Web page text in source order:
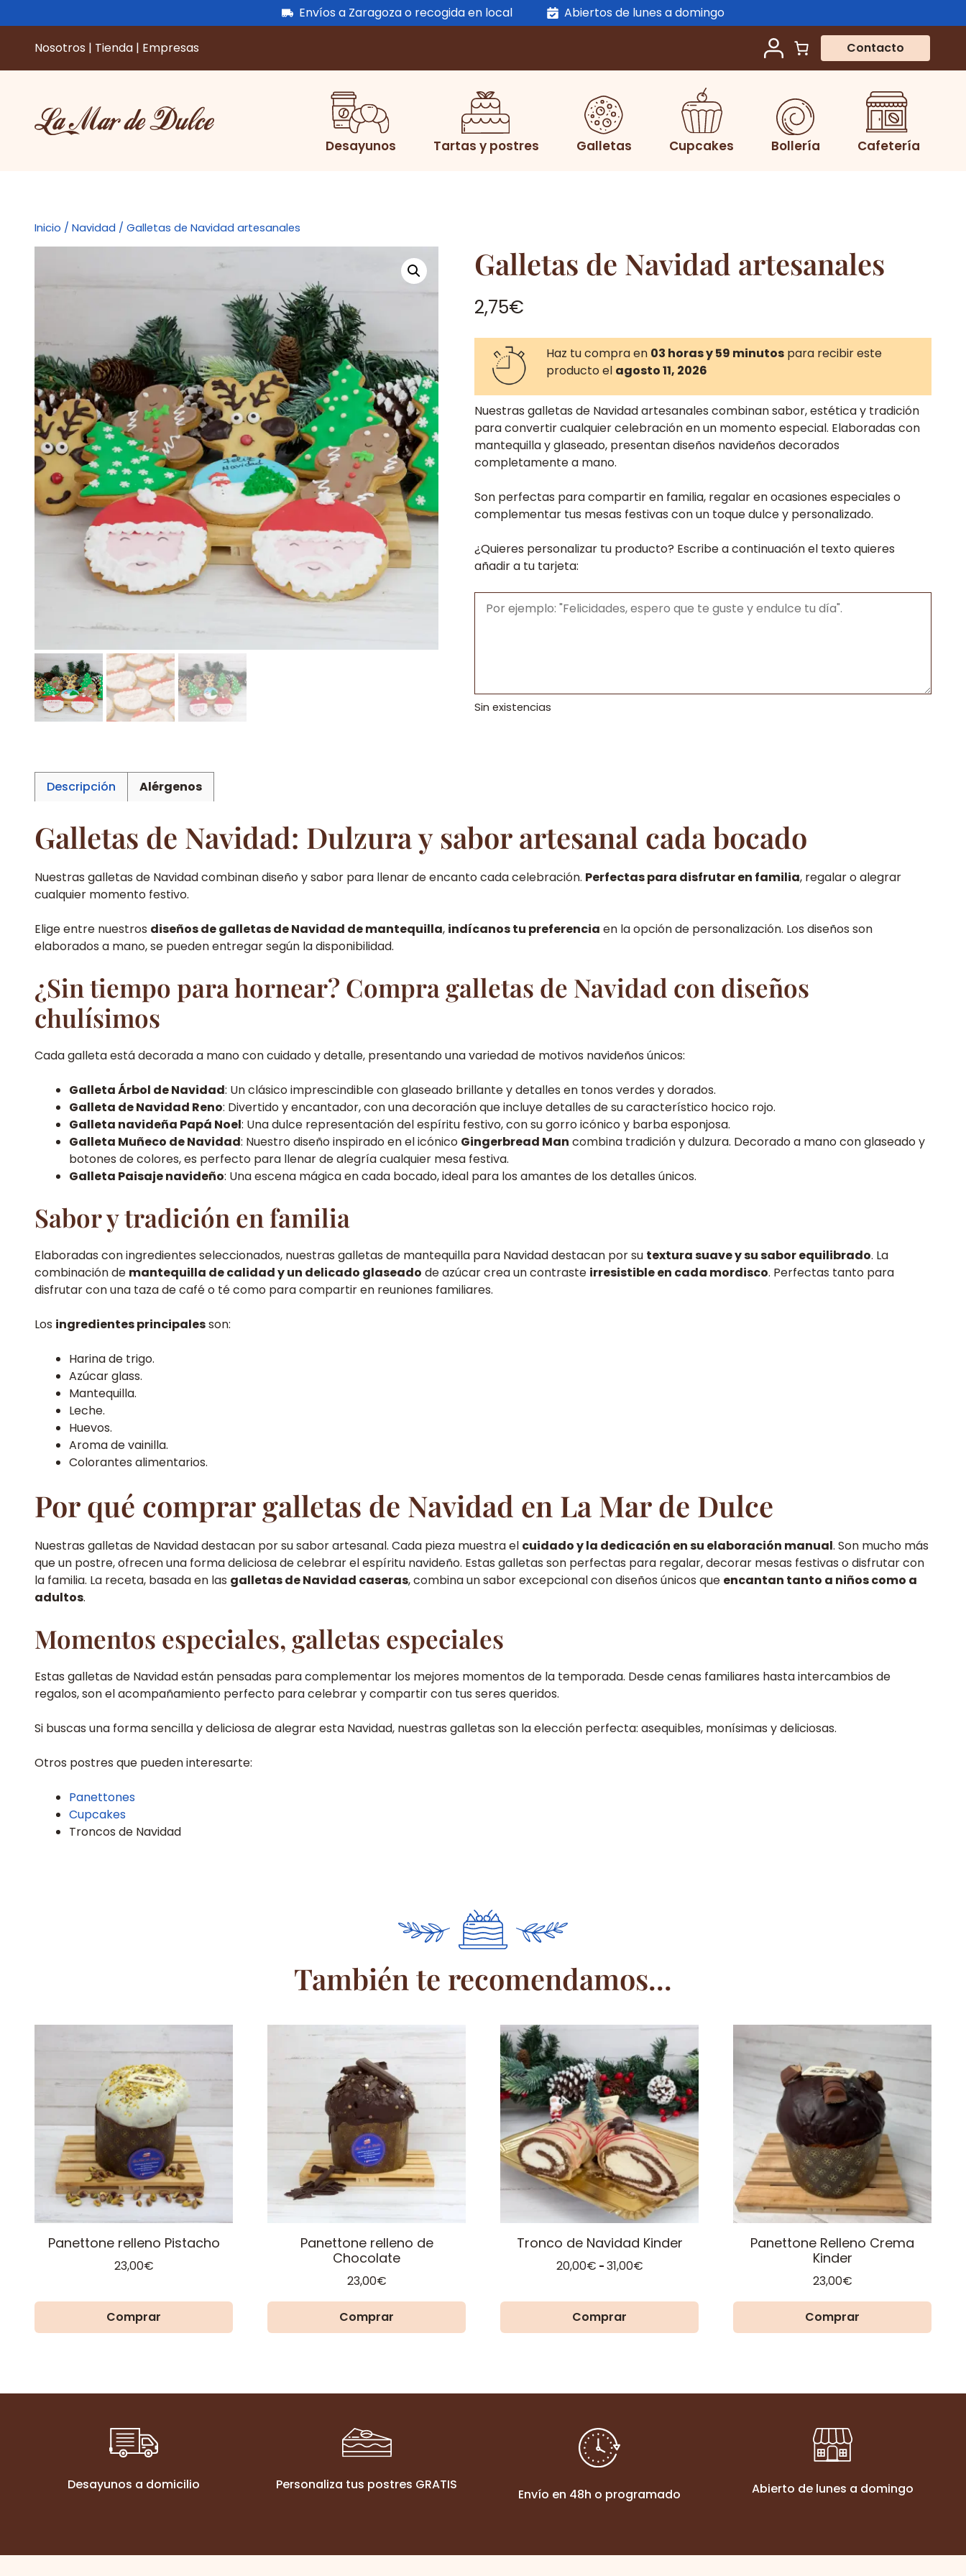
Envíos a Zaragoza o recogida en local Abiertos de lunes a domingo
Nosotros | Tienda | Empresas
Contacto
contenido
Desayunos Tartas y postres Galletas Cupcakes Bollería Cafetería
Inicio / Navidad / Galletas de Navidad artesanales
Galletas de Navidad artesanales
2,75€
Haz tu compra en 03 horas y 59 minutospara recibir este
producto el agosto 11, 2026
Nuestras galletas de Navidad artesanales combinan sabor, estética y tradición
para convertir cualquier celebración en un momento especial. Elaboradas con
mantequilla y glaseado, presentan diseños navideños decorados
completamente a mano.
Son perfectas para compartir en familia, regalar en ocasiones especiales o
complementar tus mesas festivas con un toque dulce y personalizado.
¿Quieres personalizar tu producto? Escribe a continuación el texto quieres
añadir a tu tarjeta:
Sin existencias
Descripción Alérgenos
Galletas de Navidad: Dulzura y sabor artesanal cada bocado
Nuestras galletas de Navidad combinan diseño y sabor para llenar de encanto cada celebración. Perfectas para disfrutar en familia, regalar o alegrar
cualquier momento festivo.
Elige entre nuestros diseños de galletas de Navidad de mantequilla, indícanos tu preferencia en la opción de personalización. Los diseños son
elaborados a mano, se pueden entregar según la disponibilidad.
¿Sin tiempo para hornear? Compra galletas de Navidad con diseños
chulísimos
Cada galleta está decorada a mano con cuidado y detalle, presentando una variedad de motivos navideños únicos:
Galleta Árbol de Navidad: Un clásico imprescindible con glaseado brillante y detalles en tonos verdes y dorados.
Galleta de Navidad Reno: Divertido y encantador, con una decoración que incluye detalles de su característico hocico rojo.
Galleta navideña Papá Noel: Una dulce representación del espíritu festivo, con su gorro icónico y barba esponjosa.
Galleta Muñeco de Navidad: Nuestro diseño inspirado en el icónico Gingerbread Man combina tradición y dulzura. Decorado a mano con glaseado y
botones de colores, es perfecto para llenar de alegría cualquier mesa festiva.
Galleta Paisaje navideño: Una escena mágica en cada bocado, ideal para los amantes de los detalles únicos.
Sabor y tradición en familia
Elaboradas con ingredientes seleccionados, nuestras galletas de mantequilla para Navidad destacan por su textura suave y su sabor equilibrado. La
combinación de mantequilla de calidad y un delicado glaseado de azúcar crea un contraste irresistible en cada mordisco. Perfectas tanto para
disfrutar con una taza de café o té como para compartir en reuniones familiares.
Los ingredientes principalesson:
Harina de trigo.
Azúcar glass.
Mantequilla.
Leche.
Huevos.
Aroma de vainilla.
Colorantes alimentarios.
Por qué comprar galletas de Navidad en La Mar de Dulce
Nuestras galletas de Navidad destacan por su sabor artesanal. Cada pieza muestra el cuidado y la dedicación en su elaboración manual. Son mucho más
que un postre, ofrecen una forma deliciosa de celebrar el espíritu navideño. Estas galletas son perfectas para regalar, decorar mesas festivas o disfrutar con
la familia. La receta, basada en las galletas de Navidad caseras, combina un sabor excepcional con diseños únicos que encantan tanto a niños como a
adultos.
Momentos especiales, galletas especiales
Estas galletas de Navidad están pensadas para complementar los mejores momentos de la temporada. Desde cenas familiares hasta intercambios de
regalos, son el acompañamiento perfecto para celebrar y compartir con tus seres queridos.
Si buscas una forma sencilla y deliciosa de alegrar esta Navidad, nuestras galletas son la elección perfecta: asequibles, monísimas y deliciosas.
Otros postres que pueden interesarte:
Panettones
Cupcakes
Troncos de Navidad
También te recomendamos...
Panettone relleno Pistacho
23,00€
Comprar
Panettone relleno de
Chocolate
23,00€
Comprar
Tronco de Navidad Kinder
20,00€ - 31,00€Rango
hasta
Comprar
Este
producto
tiene
múltiples
variantes.
Las
opciones
se
pueden
elegir
la
página
Panettone Relleno Crema
Kinder
23,00€
Comprar
Desayunos a domicilio Personaliza tus postres GRATIS
Envío en 48h o programado Abierto de lunes a domingo